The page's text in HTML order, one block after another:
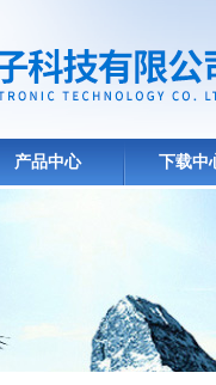
产品中心 下载中